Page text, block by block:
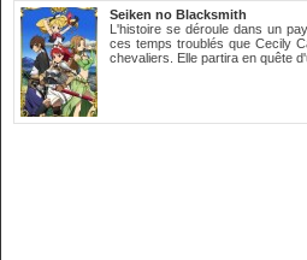
Seiken no Blacksmith
L'histoire se déroule dans un
ces temps troublés que Cecily
chevaliers. Elle partira en quête